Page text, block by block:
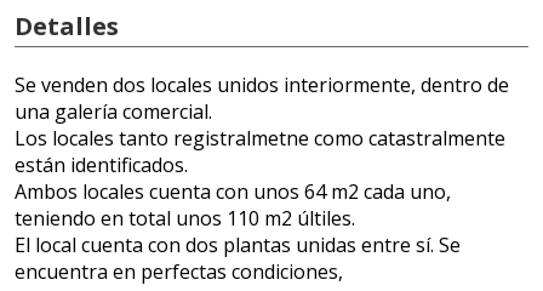
Detalles
Se venden dos locales unidos interiormente, dentro de
una galería comercial.
Los locales tanto registralmetne como catastralmente
están identificados.
Ambos locales cuenta con unos 64 m2 cada uno,
teniendo en total unos 110 m2 últiles.
El local cuenta con dos plantas unidas entre sí. Se
encuentra en perfectas condiciones,